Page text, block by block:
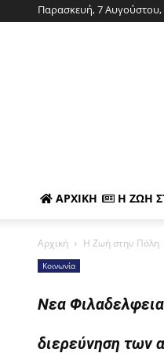
Παρασκευή, 7 Αυγούστου,
ΑΡΧΙΚΉ Η ΖΩΉ
Αρχική Η Ζωή στην Πόλη
Κοινωνία
Νεα
διερεύνηση των